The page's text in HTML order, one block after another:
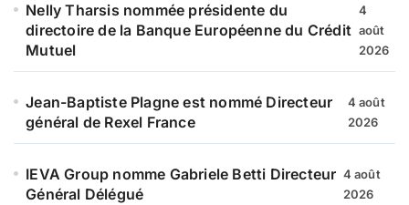
Nelly Tharsis nommée présidente du
directoire de la Banque Européenne du Crédit
Mutuel
4
août
2026
Jean-Baptiste Plagne est nommé Directeur
général de Rexel France
4 août
2026
IEVA Group nomme Gabriele Betti Directeur
Général Délégué
4 août
2026